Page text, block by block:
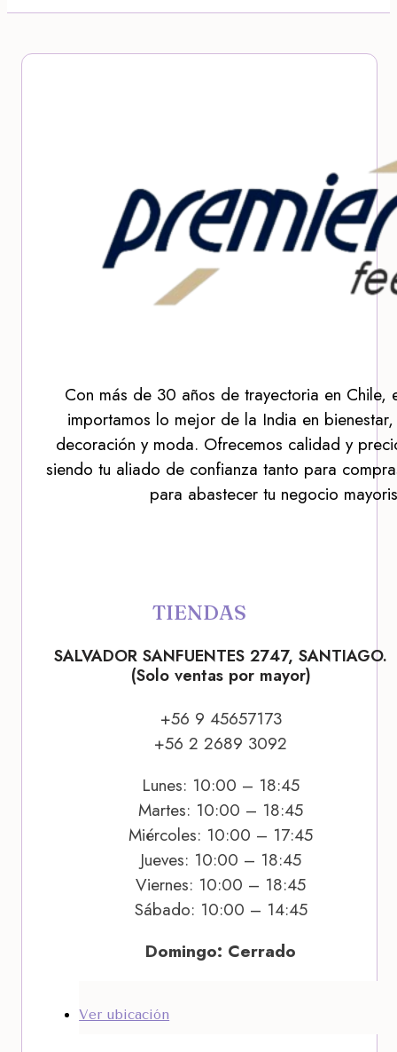
Con más de 30 años de trayectoria en Chile,
importamos lo mejor de la India en
decoración y moda. Ofrecemos calidad y
siendo tu aliado de confianza tanto para
para abastecer tu negocio
TIENDAS
SALVADOR SANFUENTES 2747, SANTIAGO.
(Solo ventas por mayor)
+56 9 45657173
+56 2 2689 3092
Lunes: 10:00 – 18:45
Martes: 10:00 – 18:45
Miércoles: 10:00 – 17:45
Jueves: 10:00 – 18:45
Viernes: 10:00 – 18:45
Sábado: 10:00 – 14:45
Domingo: Cerrado
Ver ubicación